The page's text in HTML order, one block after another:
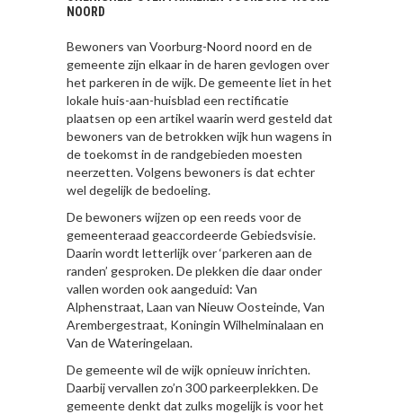
NOORD
Bewoners van Voorburg-Noord noord en de
gemeente zijn elkaar in de haren gevlogen over
het parkeren in de wijk. De gemeente liet in het
lokale huis-aan-huisblad een rectificatie
plaatsen op een artikel waarin werd gesteld dat
bewoners van de betrokken wijk hun wagens in
de toekomst in de randgebieden moesten
neerzetten. Volgens bewoners is dat echter
wel degelijk de bedoeling.
De bewoners wijzen op een reeds voor de
gemeenteraad geaccordeerde Gebiedsvisie.
Daarin wordt letterlijk over ‘parkeren aan de
randen’ gesproken. De plekken die daar onder
vallen worden ook aangeduid: Van
Alphenstraat, Laan van Nieuw Oosteinde, Van
Arembergestraat, Koningin Wilhelminalaan en
Van de Wateringelaan.
De gemeente wil de wijk opnieuw inrichten.
Daarbij vervallen zo’n 300 parkeerplekken. De
gemeente denkt dat zulks mogelijk is voor het